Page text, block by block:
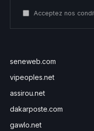
Acceptez nos
seneweb.com
vipeoples.net
assirou.net
dakarposte.com
gawlo.net